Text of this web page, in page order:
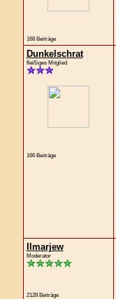
168 Beiträge
Dunkelschrat
fleißiges Mitglied
166 Beiträge
Ilmarjew
Moderator
2128 Beiträge